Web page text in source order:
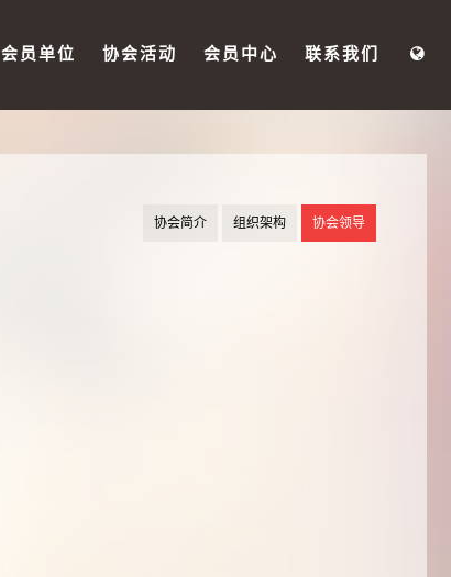
会员单位 协会活动 会员中心 联系我们
协会简介 组织架构 协会领导